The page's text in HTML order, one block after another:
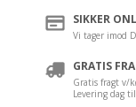
SIKKER
Vi tager imod
GRATIS
Gratis fragt v/
Levering dag